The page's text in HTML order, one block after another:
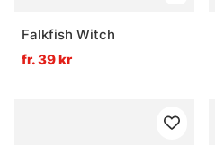
Falkfish Witch
fr. 39 kr